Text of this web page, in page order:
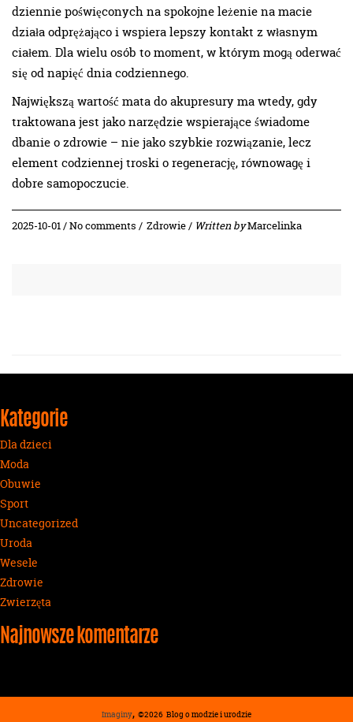
dziennie poświęconych na spokojne leżenie na macie
działa odprężająco i wspiera lepszy kontakt z własnym
ciałem. Dla wielu osób to moment, w którym mogą oderwać
się od napięć dnia codziennego.
Największą wartość mata do akupresury ma wtedy, gdy
traktowana jest jako narzędzie wspierające świadome
dbanie o zdrowie – nie jako szybkie rozwiązanie, lecz
element codziennej troski o regenerację, równowagę i
dobre samopoczucie.
2025-10-01 / No comments / Zdrowie/ Written byMarcelinka
Kategorie
Dla dzieci
Moda
Obuwie
Sport
Uncategorized
Uroda
Wesele
Zdrowie
Zwierzęta
Najnowsze komentarze
Imaginy, ©2026 Blog o modzie i urodzie